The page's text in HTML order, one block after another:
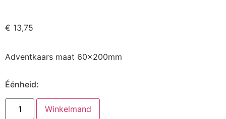
€ 13,75
Adventkaars maat 60x200mm
Éénheid:
Winkelmand